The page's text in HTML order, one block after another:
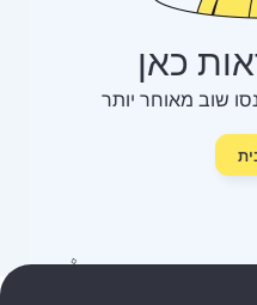
כאן